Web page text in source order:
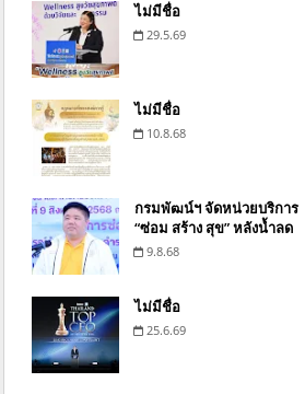
ไม่มีชื่อ
29.5.69
ไม่มีชื่อ
10.8.68
กรมพัฒน์ฯ จัดหน่วยบริการ
“ซ่อม สร้าง สุข” หลังน้ำลด
9.8.68
ไม่มีชื่อ
25.6.69